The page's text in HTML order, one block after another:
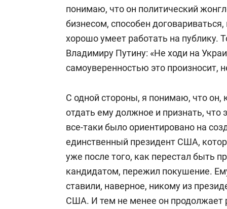
понимаю, что он политический
бизнесом, способен
хорошо умеет работать на публику.
Владимиру Путину: «Не ходи на
самоуверенностью это произносит,
С одной стороны, я понимаю, что он,
отдать ему должное и признать, что
все-таки было ориентировано на
единственный президент США,
уже после того, как перестал быть
кандидатом, пережил покушение.
ставили, наверное, никому из
США. И тем не менее он продолжает